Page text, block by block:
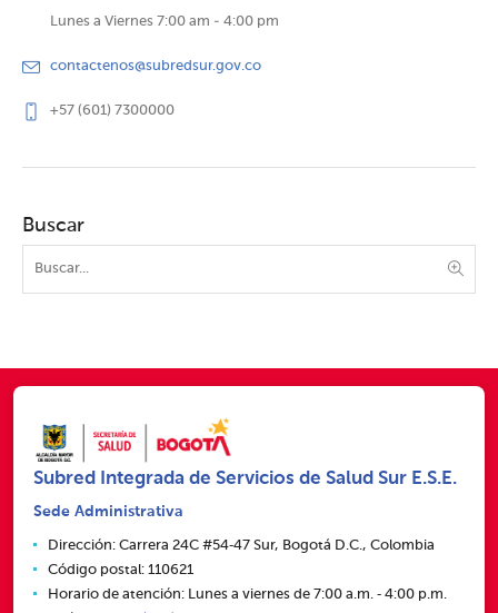
Lunes a Viernes 7:00 am - 4:00 pm
contactenos@subredsur.gov.co
+57 (601) 7300000
Buscar
Subred Integrada de Servicios de Salud Sur E.S.E.
Sede Administrativa
Dirección: Carrera 24C #54‑47 Sur, Bogotá D.C., Colombia
Código postal: 110621
Horario de atención: Lunes a viernes de 7:00 a.m. ‑ 4:00 p.m.